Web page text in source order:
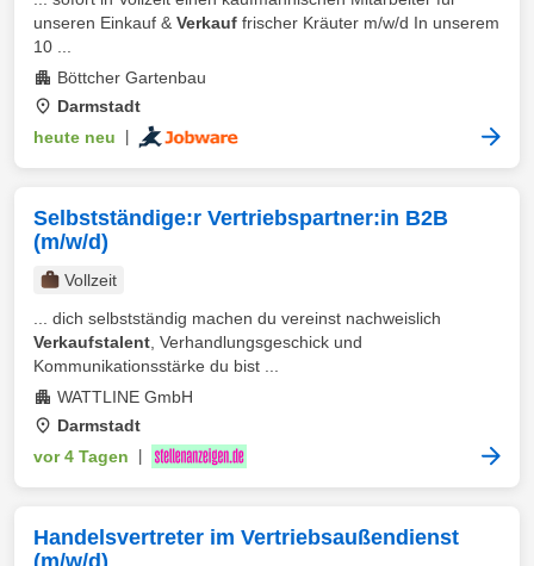
unseren Einkauf & Verkauf frischer Kräuter m/w/d In unserem
10 ...
Böttcher Gartenbau
Darmstadt
heute neu
Selbstständige:r Vertriebspartner:in B2B
(m/w/d)
Vollzeit
... dich selbstständig machen du vereinst nachweislich
Verkaufstalent , Verhandlungsgeschick und
Kommunikationsstärke du bist ...
WATTLINE GmbH
Darmstadt
vor 4 Tagen
Handelsvertreter im Vertriebsaußendienst
(m/w/d)